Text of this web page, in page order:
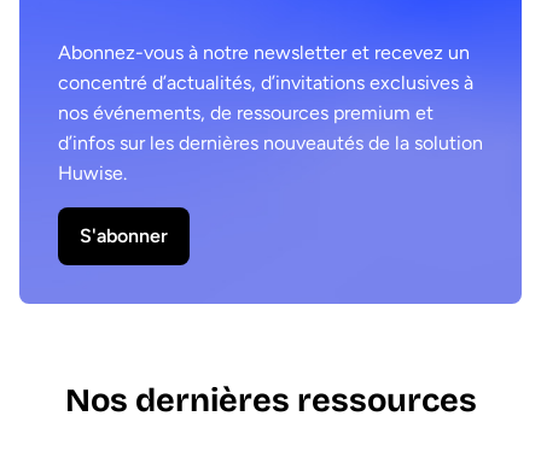
Abonnez-vous à notre newsletter et recevez un
concentré d’actualités, d’invitations exclusives à
nos événements, de ressources premium et
d’infos sur les dernières nouveautés de la solution
Huwise.
S'abonner
Nos dernières ressources